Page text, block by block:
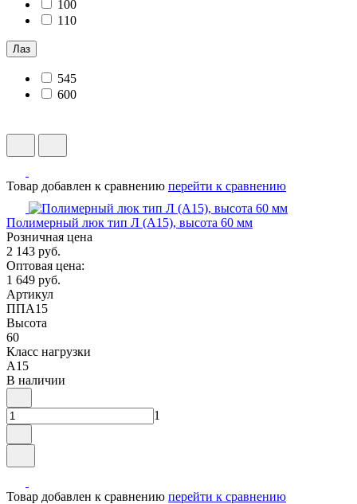
100
110
Лаз
545
600
Товар добавлен к сравнению перейти к сравнению
Полимерный люк тип Л (А15), высота 60 мм
Розничная цена
2 143 руб.
Оптовая цена:
1 649 руб.
Артикул
ППА15
Высота
60
Класс нагрузки
A15
В наличии
1
Товар добавлен к сравнению перейти к сравнению